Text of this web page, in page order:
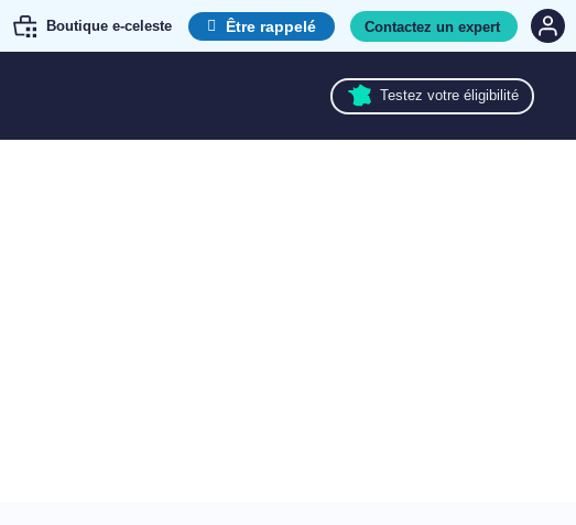
Boutique e-celeste Être rappelé Contactez un expert
Testez votre éligibilité